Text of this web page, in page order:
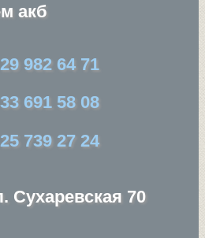
акб
982 64 71
691 58 08
739 27 24
Сухаревская 70